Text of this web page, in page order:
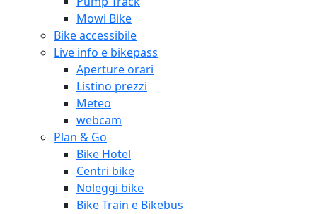
Mowi Bike
Bike accessibile
Live info e bikepass
Aperture orari
Listino prezzi
Meteo
webcam
Plan & Go
Bike Hotel
Centri bike
Noleggi bike
Bike Train e Bikebus